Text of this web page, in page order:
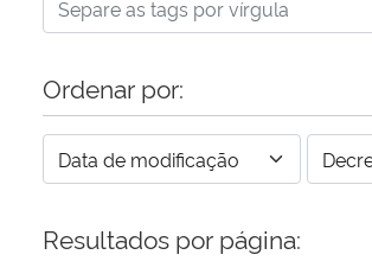
Ordenar por:
Resultados por página: